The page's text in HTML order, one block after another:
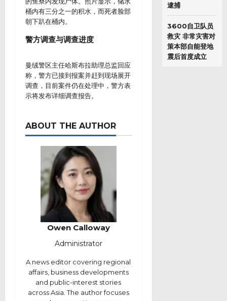
桶内有三分之一的积水，而死者脸部
朝下趴在桶内。
警方调查与调查进度
曼绒警区主任哈斯布拉助理总监回应
称，警方已接到报案并赶到现场展开
调查，目前案件仍在处理中，警方表
示将发布详细调查报告。
ABOUT THE AUTHOR
Owen Calloway
Administrator
A news editor covering regional
affairs, business developments
and public-interest stories
across Asia. The author focuses
逮捕
3600自卫队员
救灾 非常灾害对
策本部自能登地
震后首度成立